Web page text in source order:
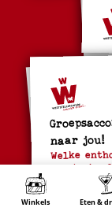
Winkels Eten &
naar jou!
Welke
versterken?